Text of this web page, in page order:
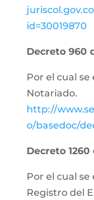
id=30019870
Decreto 960
Por el cual
Notariado.
http://
o/basedoc/
Decreto 1260
Por el cual
Registro del